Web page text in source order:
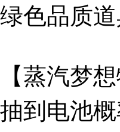
绿色品质
【蒸汽梦
抽到电池